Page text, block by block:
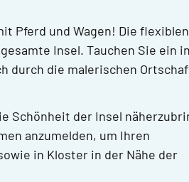
Pferd und Wagen! Die flexiblen
Insel. Tauchen Sie ein
durch die malerischen
Schönheit der Insel
anzumelden, um Ihren
in Kloster in der Nähe der